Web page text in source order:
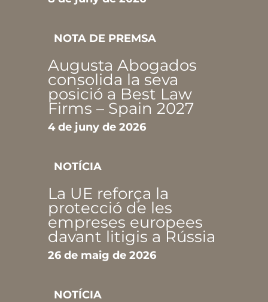
NOTA DE PREMSA
Augusta Abogados
consolida la seva
posició a Best Law
Firms – Spain 2027
4 de juny de 2026
NOTÍCIA
La UE reforça la
protecció de les
empreses europees
davant litigis a Rússia
26 de maig de 2026
NOTÍCIA